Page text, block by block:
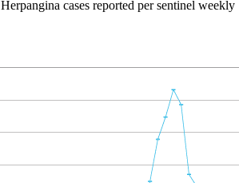
Herpangina cases reported per sentinel